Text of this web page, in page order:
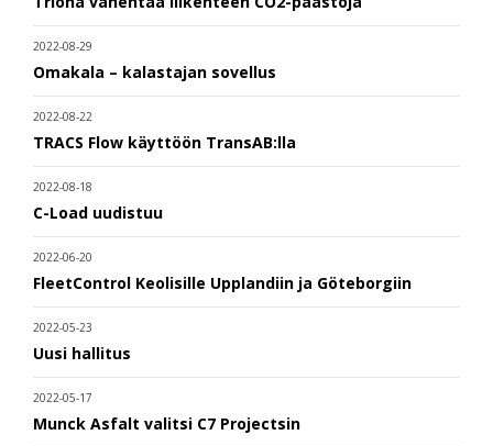
2022-08-29
Omakala – kalastajan sovellus
2022-08-22
TRACS Flow käyttöön TransAB:lla
2022-08-18
C-Load uudistuu
2022-06-20
FleetControl Keolisille Upplandiin ja Göteborgiin
2022-05-23
Uusi hallitus
2022-05-17
Munck Asfalt valitsi C7 Projectsin